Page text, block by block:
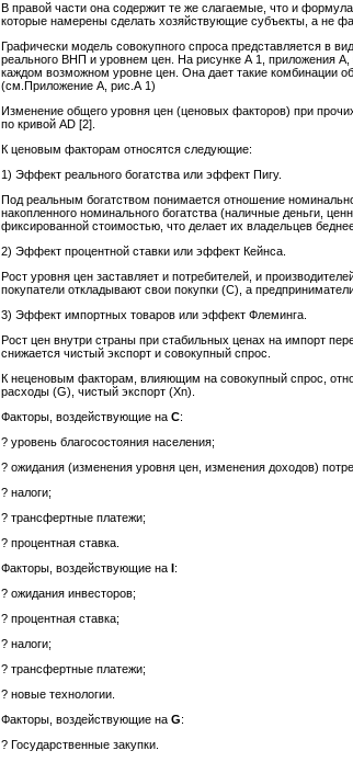
В правой части она содержит те же слагаемые, что и
которые намерены сделать хозяйствующие субъекты, а не
Графически модель совокупного спроса представляется в
реального ВНП и уровнем цен. На рисунке А 1, приложения А,
каждом возможном уровне цен. Она дает такие комбинации
(см.Приложение А, рис.А 1)
Изменение общего уровня цен (ценовых факторов) при
по кривой AD [2].
К ценовым факторам относятся следующие:
1) Эффект реального богатства или эффект Пигу.
Под реальным богатством понимается отношение
накопленного номинального богатства (наличные деньги,
фиксированной стоимостью, что делает их владельцев
2) Эффект процентной ставки или эффект Кейнса.
Рост уровня цен заставляет и потребителей, и
покупатели откладывают свои покупки (C), а
3) Эффект импортных товаров или эффект Флеминга.
Рост цен внутри страны при стабильных ценах на импорт
снижается чистый экспорт и совокупный спрос.
К неценовым факторам, влияющим на совокупный спрос,
расходы (G), чистый экспорт (Xn).
Факторы, воздействующие на C:
? уровень благосостояния населения;
? ожидания (изменения уровня цен, изменения доходов)
? налоги;
? трансфертные платежи;
? процентная ставка.
Факторы, воздействующие на I:
? ожидания инвесторов;
? процентная ставка;
? налоги;
? трансфертные платежи;
? новые технологии.
Факторы, воздействующие на G:
? Государственные закупки.